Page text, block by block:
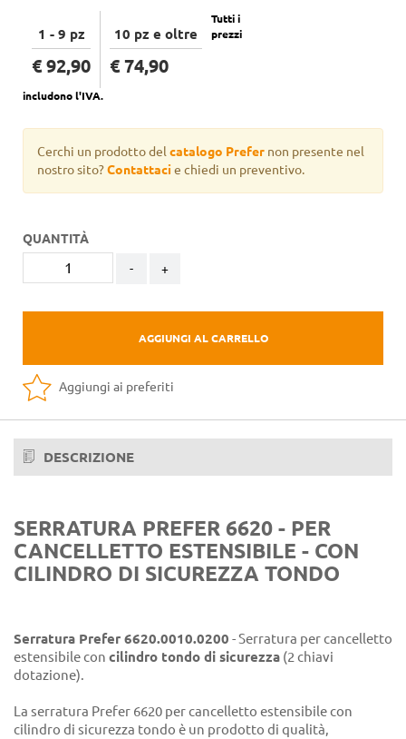
1 - 9 pz
€ 92,90
10 pz e oltre
€ 74,90
Tutti i
prezzi
includono l'IVA.
Cerchi un prodotto del catalogo Prefer non presente nel
nostro sito?Contattacie chiedi un preventivo.
QUANTITÀ
- +
AGGIUNGI AL CARRELLO
Aggiungi ai preferiti
DESCRIZIONE
SERRATURA PREFER 6620 - PER
CANCELLETTO ESTENSIBILE - CON
CILINDRO DI SICUREZZA TONDO
Serratura Prefer 6620.0010.0200 - Serratura per cancelletto
estensibile con cilindro tondo di sicurezza (2 chiavi
dotazione).
La serratura Prefer 6620 per cancelletto estensibile con
cilindro di sicurezza tondo è un prodotto di qualità,